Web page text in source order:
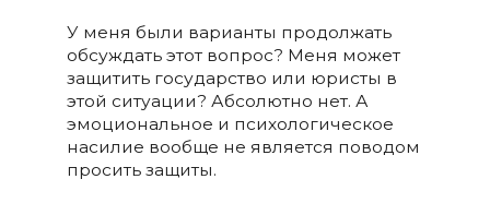
У меня были варианты продолжать
обсуждать этот вопрос? Меня может
защитить государство или юристы в
этой ситуации? Абсолютно нет. А
эмоциональное и психологическое
насилие вообще не является поводом
просить защиты.